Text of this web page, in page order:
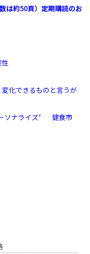
は約50頁）定期購読のお
性
変化できるものと言うが
ソナライズ〞 健食市